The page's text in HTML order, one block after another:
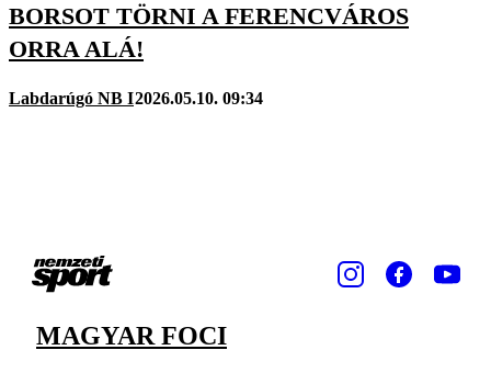
BORSOT TÖRNI A FERENCVÁROS
ORRA ALÁ!
Labdarúgó NB I2026.05.10. 09:34
MAGYAR FOCI